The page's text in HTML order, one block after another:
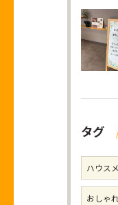
タグ
ハウス
おしゃ